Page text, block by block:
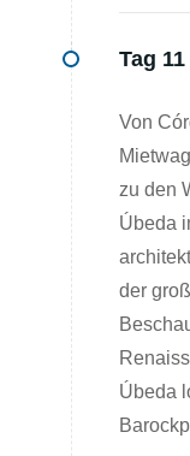
Tag 11
Von
zu den
Úbeda
der
Úbeda